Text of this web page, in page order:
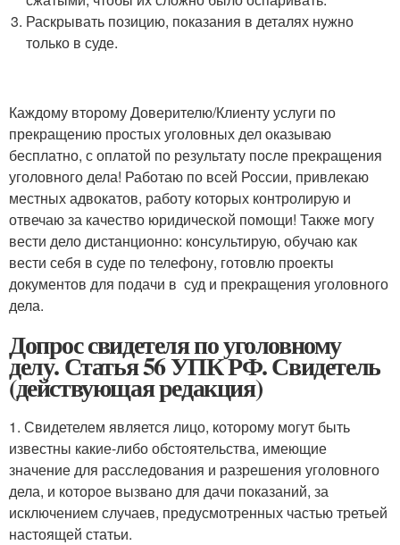
Раскрывать позицию, показания в деталях нужно
только в суде.
Каждому второму Доверителю/Клиенту услуги по
прекращению простых уголовных дел оказываю
бесплатно, с оплатой по результату после прекращения
уголовного дела! Работаю по всей России, привлекаю
местных адвокатов, работу которых контролирую и
отвечаю за качество юридической помощи! Также могу
вести дело дистанционно: консультирую, обучаю как
вести себя в суде по телефону, готовлю проекты
документов для подачи в суд и прекращения уголовного
дела.
Допрос свидетеля по уголовному
делу. Статья 56 УПК РФ. Свидетель
(действующая редакция)
1. Свидетелем является лицо, которому могут быть
известны какие-либо обстоятельства, имеющие
значение для расследования и разрешения уголовного
дела, и которое вызвано для дачи показаний, за
исключением случаев, предусмотренных частью третьей
настоящей статьи.